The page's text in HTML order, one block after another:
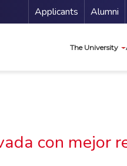
Menu
Applicants Alumni
The University
con mejor